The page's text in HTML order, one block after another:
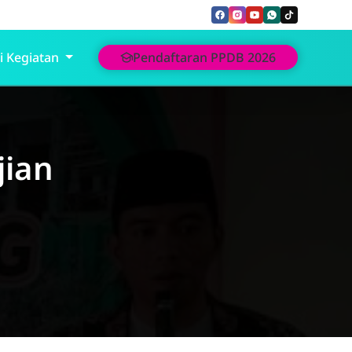
Kegiatan Pendaftaran PPDB 2026